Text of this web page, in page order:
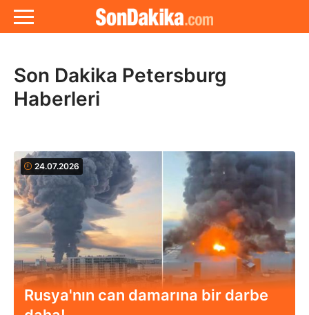
Son Dakika Petersburg
Haberleri
24.07.2026
Rusya'nın can damarına bir darbe